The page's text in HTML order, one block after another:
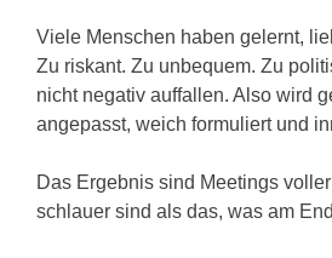
Viele Menschen haben gelernt,
Zu riskant. Zu unbequem. Zu
nicht negativ auffallen. Also wird
angepasst, weich formuliert und
Das Ergebnis sind Meetings
schlauer sind als das, was am